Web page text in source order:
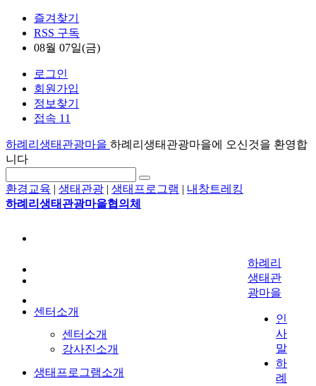
즐겨찾기
RSS 구독
08월 07일(금)
로그인
회원가입
정보찾기
접속 11
하례리생태관광마을 하례리생태관광마을에 오신것을 환영합
니다
환경교육 | 생태관광 | 생태프로그램 | 내창트레킹
하례리생태관광마을협의체
센터소개
센터소개
강사진소개
생태프로그램소개
하례리
생태관
광마을
인
사
말
하
례